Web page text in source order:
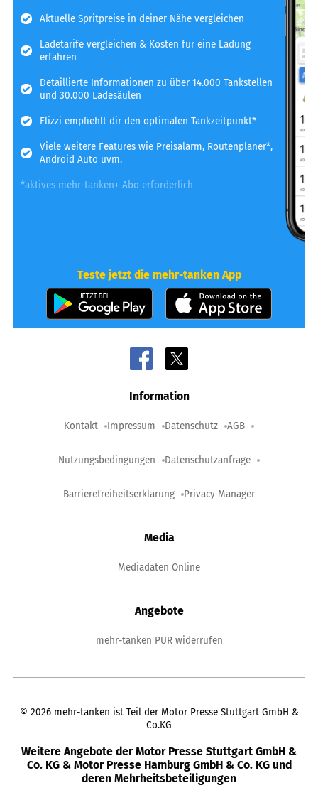
Aktuelle Spritpreise in deiner Nähe vergleichen
Ladetarife vergleichen & Kosten für eine Ladung
erfahren
Detaillierte Informationen zu über 14.000 Tankstellen
und 30.000 Ladesäulen
Flizzi empfiehlt dir den optimalen Tankzeitpunkt*
Viele weitere Features wie Preisalarm, Routenplaner*,
Android Auto uvm.
*aktives mehr-tanken+ Abo erforderlich
Teste jetzt die mehr-tanken App
Information
Kontakt Impressum Datenschutz AGB
Nutzungsbedingungen Datenschutzanfrage
Barrierefreiheitserklärung Privacy Manager
Media
Mediadaten Online
Angebote
mehr-tanken PUR widerrufen
© 2026 mehr-tanken ist Teil der Motor Presse Stuttgart GmbH &
Co.KG
Weitere Angebote der Motor Presse Stuttgart GmbH &
Co. KG & Motor Presse Hamburg GmbH & Co. KG und
deren Mehrheitsbeteiligungen